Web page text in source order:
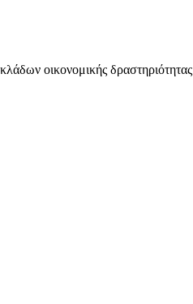
οικονομικής δραστηριότητας